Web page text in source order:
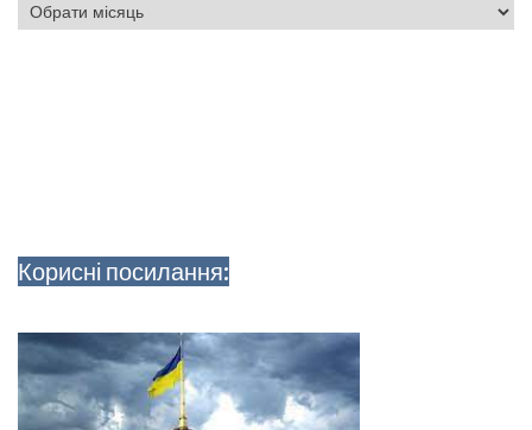
Архіви
Корисні посилання: